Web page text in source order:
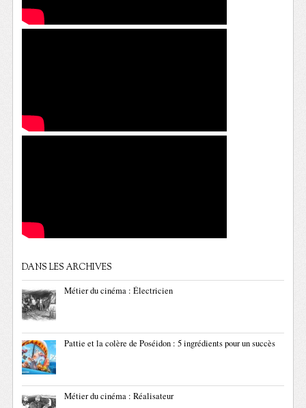
DANS LES ARCHIVES
Métier du cinéma : Électricien
Pattie et la colère de Poséidon : 5 ingrédients pour un succès
Métier du cinéma : Réalisateur